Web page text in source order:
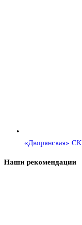
«Дворянская» СК
Наши рекомендации